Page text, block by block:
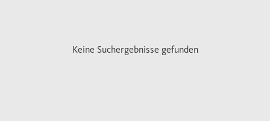
Keine Suchergebnisse gefunden